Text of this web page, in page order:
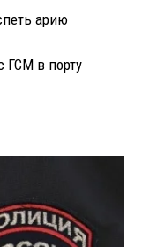
арию
ГСМ в порту